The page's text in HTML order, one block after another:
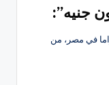
جنيه”:
في مصر، من